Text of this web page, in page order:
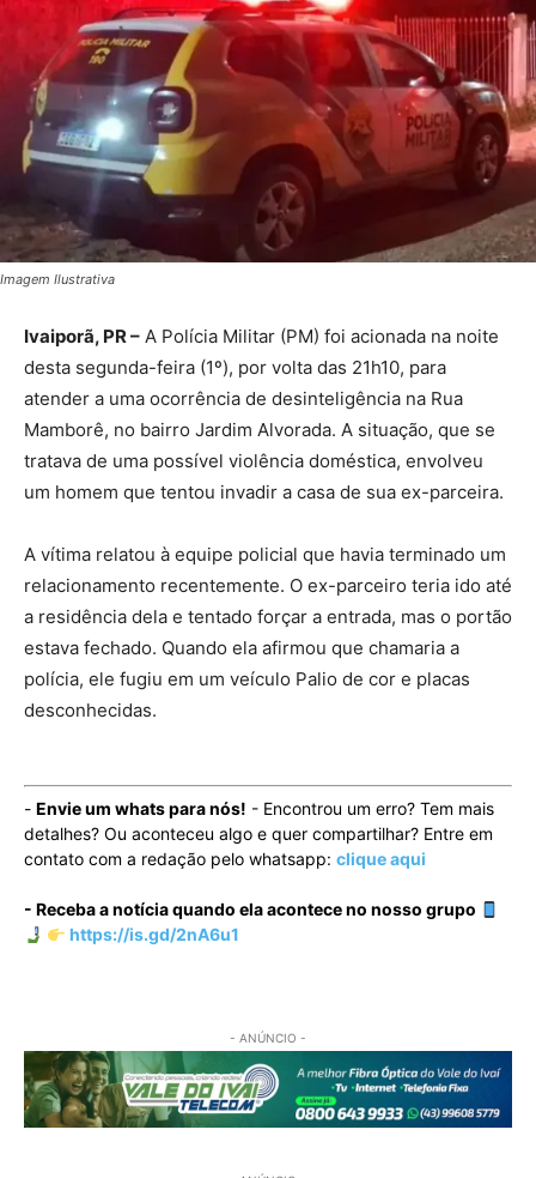
Imagem Ilustrativa
Ivaiporã, PR – A Polícia Militar (PM) foi acionada na noite
desta segunda-feira (1º), por volta das 21h10, para
atender a uma ocorrência de desinteligência na Rua
Mamborê, no bairro Jardim Alvorada. A situação, que se
tratava de uma possível violência doméstica, envolveu
um homem que tentou invadir a casa de sua ex-parceira.
A vítima relatou à equipe policial que havia terminado um
relacionamento recentemente. O ex-parceiro teria ido até
a residência dela e tentado forçar a entrada, mas o portão
estava fechado. Quando ela afirmou que chamaria a
polícia, ele fugiu em um veículo Palio de cor e placas
desconhecidas.
- Envie um whats para nós! - Encontrou um erro? Tem mais
detalhes? Ou aconteceu algo e quer compartilhar? Entre em
contato com a redação pelo whatsapp: clique aqui
- Receba a notícia quando ela acontece no nosso grupo
https://is.gd/2nA6u1
- ANÚNCIO -